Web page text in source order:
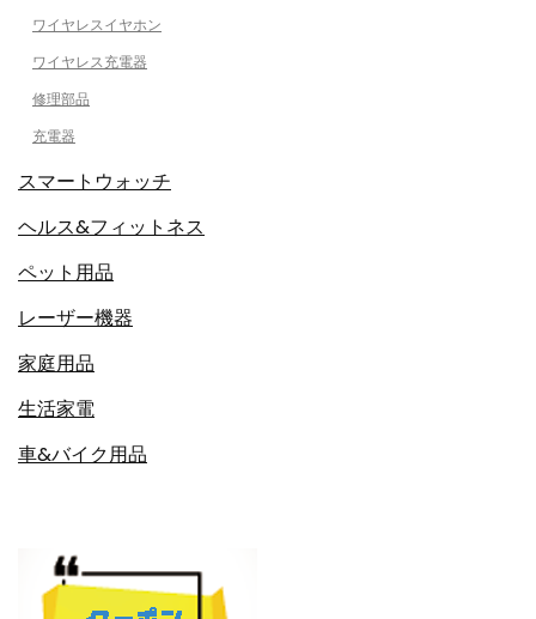
ワイヤレスイヤホン
ワイヤレス充電器
修理部品
充電器
スマートウォッチ
ヘルス&フィットネス
ペット用品
レーザー機器
家庭用品
生活家電
車&バイク用品